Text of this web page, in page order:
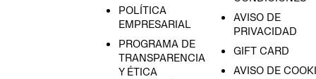
POLÍTICA
EMPRESARIAL
PROGRAMA DE
TRANSPARENCIA
Y ÉTICA
AVISO DE
PRIVACIDAD
GIFT CARD
AVISO DE